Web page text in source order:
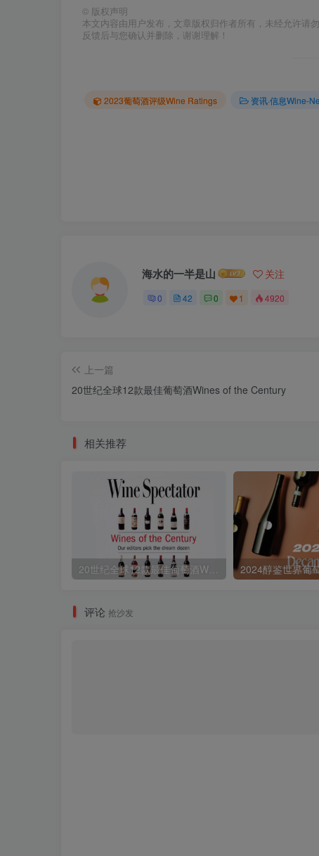
© 版权声明
本文内容由用户发布，文章版权归作者所有，未经允许请
反馈后与您确认并删除，谢谢理解！
2023葡萄酒评级Wine Ratings 资讯·信息Wine-
海水的一半是山 关注
0 42 0 1 4920
上一篇
20世纪全球12款最佳葡萄酒Wines of the Century
相关推荐
评论 抢沙发